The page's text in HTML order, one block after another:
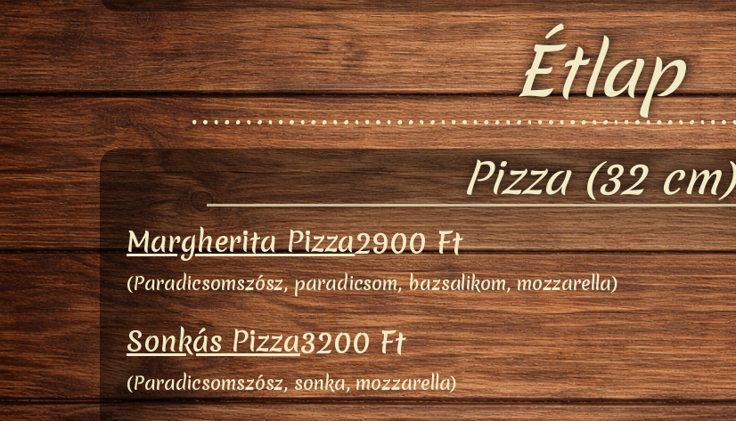
Étlap
Pizza (32 cm)
Margherita Pizza2900 Ft
(Paradicsomszósz, paradicsom, bazsalikom, mozzarella)
Sonkás Pizza3200 Ft
(Paradicsomszósz, sonka, mozzarella)